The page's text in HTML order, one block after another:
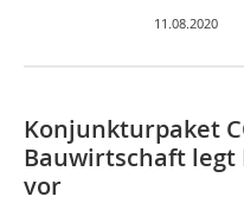
11.08.2020
Konjunkturpaket
Bauwirtschaft
vor